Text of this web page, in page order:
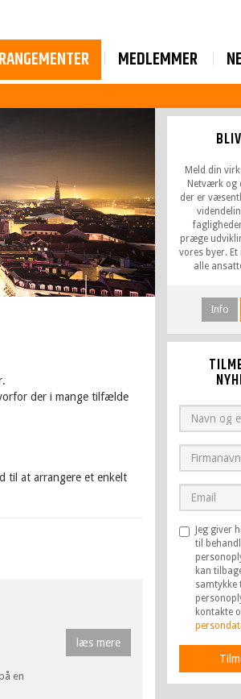
MEDLEMMER
der i mange tilfælde
til at arrangere et enkelt
en
læs mere
Meld din
Netværk og
der er
præge
vores byer.
alle
Info
Jeg giver
til
kan
samtykke
kontakte